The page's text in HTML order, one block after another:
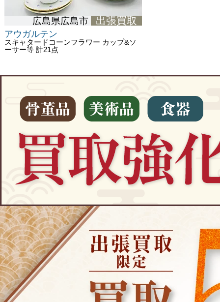
広島県広島市 出張買取
アウガルテン
スキャタードコーンフラワー カップ&ソ
ーサー等 計21点